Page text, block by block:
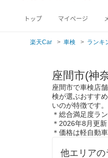
トップ マイページ
楽天Car 車検 ランキ
座間市(神
座間市で車検店
検が選ぶおすす
いのが特徴です。
＊総合満足度ラ
＊2026年8月更新
＊価格は軽自動
他エリアの